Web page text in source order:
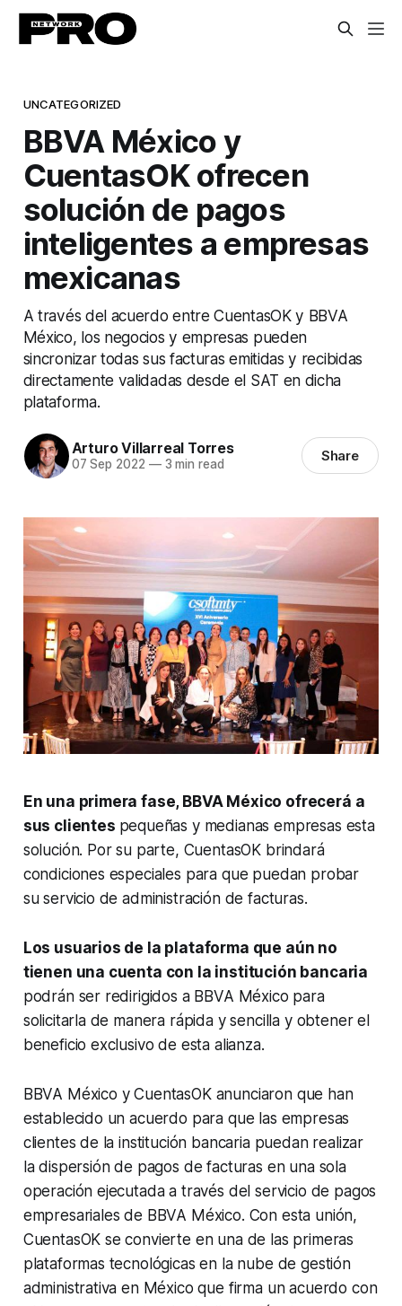
UNCATEGORIZED
BBVA México y
CuentasOK ofrecen
solución de pagos
inteligentes a empresas
mexicanas
A través del acuerdo entre CuentasOK y BBVA
México, los negocios y empresas pueden
sincronizar todas sus facturas emitidas y recibidas
directamente validadas desde el SAT en dicha
plataforma.
Arturo Villarreal Torres
07 Sep 2022 —3 min read Share
En una primera fase, BBVA México ofrecerá a
sus clientes pequeñas y medianas empresas esta
solución. Por su parte, CuentasOK brindará
condiciones especiales para que puedan probar
su servicio de administración de facturas.
Los usuarios de la plataforma que aún no
tienen una cuenta con la institución bancaria
podrán ser redirigidos a BBVA México para
solicitarla de manera rápida y sencilla y obtener el
beneficio exclusivo de esta alianza.
BBVA México y CuentasOK anunciaron que han
establecido un acuerdo para que las empresas
clientes de la institución bancaria puedan realizar
la dispersión de pagos de facturas en una sola
operación ejecutada a través del servicio de pagos
empresariales de BBVA México. Con esta unión,
CuentasOK se convierte en una de las primeras
plataformas tecnológicas en la nube de gestión
administrativa en México que firma un acuerdo con